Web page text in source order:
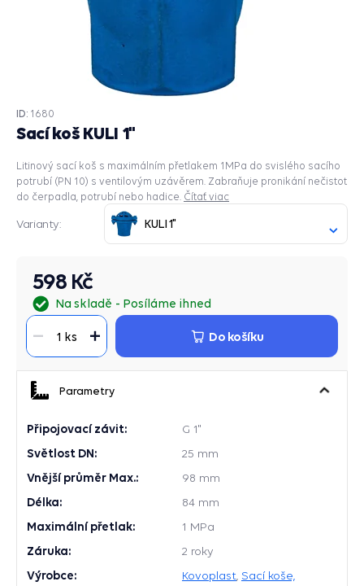
Sací koš KULI 1"
ID: 1680
Litinový sací koš s maximálním přetlakem 1MPa do svislého sacího
potrubí (PN 10) s ventilovým uzávěrem. Zabraňuje pronikání nečistot
do čerpadla, potrubí nebo hadice. Čítať viac
Varianty: KULI 1"
Na skladě Posíláme ihned
598 Kč
1 ks Do košíku
Parametry
Připojovací závit: G 1"
Světlost DN: 25 mm
Vnější průměr Max.: 98 mm
Délka: 84 mm
Maximální přetlak: 1 MPa
Záruka: 2 roky
Výrobce: Kovoplast Sací koše,